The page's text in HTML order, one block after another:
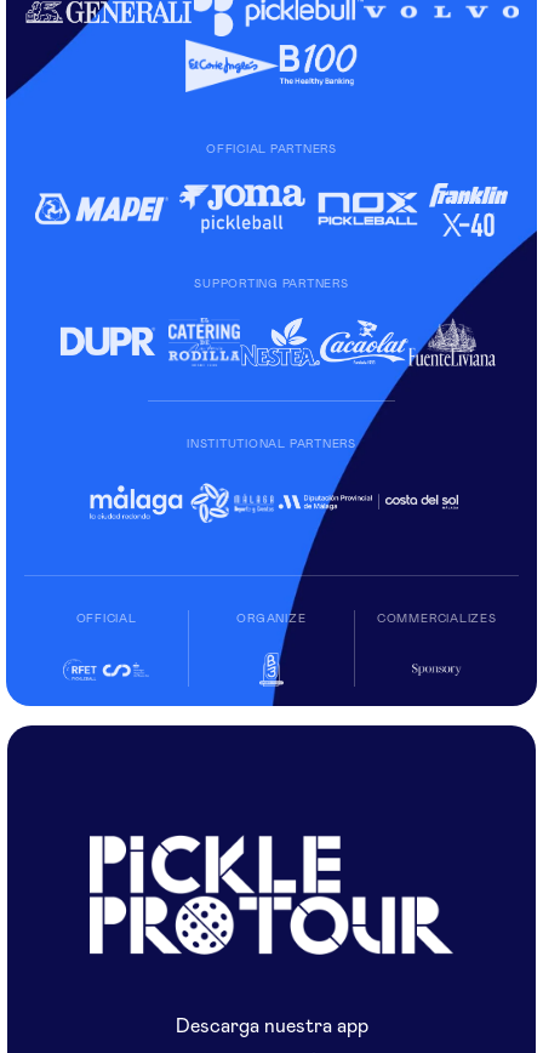
OFFICIAL PARTNERS
SUPPORTING PARTNERS
INSTITUTIONAL PARTNERS
OFFICIAL ORGANIZE COMMERCIALIZES
Descarga nuestra app